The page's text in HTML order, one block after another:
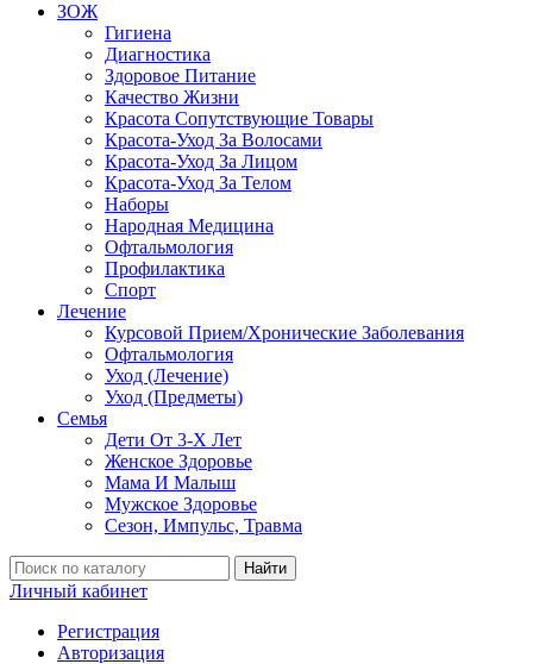
ЗОЖ
Гигиена
Диагностика
Здоровое Питание
Качество Жизни
Красота Сопутствующие Товары
Красота-Уход За Волосами
Красота-Уход За Лицом
Красота-Уход За Телом
Наборы
Народная Медицина
Офтальмология
Профилактика
Спорт
Лечение
Курсовой Прием/Хронические Заболевания
Офтальмология
Уход (Лечение)
Уход (Предметы)
Семья
Дети От 3-Х Лет
Женское Здоровье
Мама И Малыш
Мужское Здоровье
Сезон, Импульс, Травма
Найти
Личный кабинет
Регистрация
Авторизация